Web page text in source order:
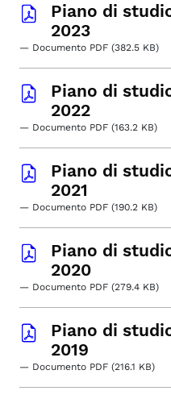
Piano di
2023
— Documento PDF (382.5 KB)
Piano di
2022
— Documento PDF (163.2 KB)
Piano di
2021
— Documento PDF (190.2 KB)
Piano di
2020
— Documento PDF (279.4 KB)
Piano di
2019
— Documento PDF (216.1 KB)